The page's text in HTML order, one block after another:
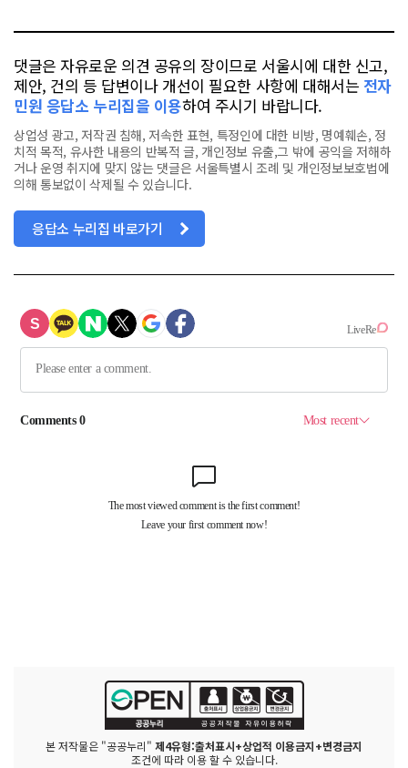
댓글은 자유로운 의견 공유의 장이므로 서울시에 대한 신고,
제안, 건의 등 답변이나 개선이 필요한 사항에 대해서는 전자
민원 응답소 누리집을 이용하여 주시기 바랍니다.
상업성 광고, 저작권 침해, 저속한 표현, 특정인에 대한 비방, 명예훼손, 정
치적 목적, 유사한 내용의 반복적 글, 개인정보 유출,그 밖에 공익을 저해하
거나 운영 취지에 맞지 않는 댓글은 서울특별시 조례 및 개인정보보호법에
의해 통보없이 삭제될 수 있습니다.
응답소 누리집 바로가기
본 저작물은 "공공누리" 제4유형:출처표시+상업적 이용금지+변경금지
조건에 따라 이용 할 수 있습니다.